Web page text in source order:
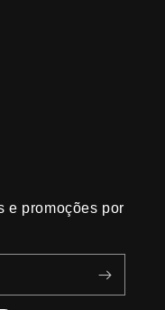
e promoções por